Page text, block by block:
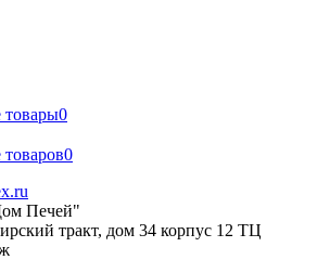
товары0
0
Печей"
тракт, дом 34 корпус 12 ТЦ